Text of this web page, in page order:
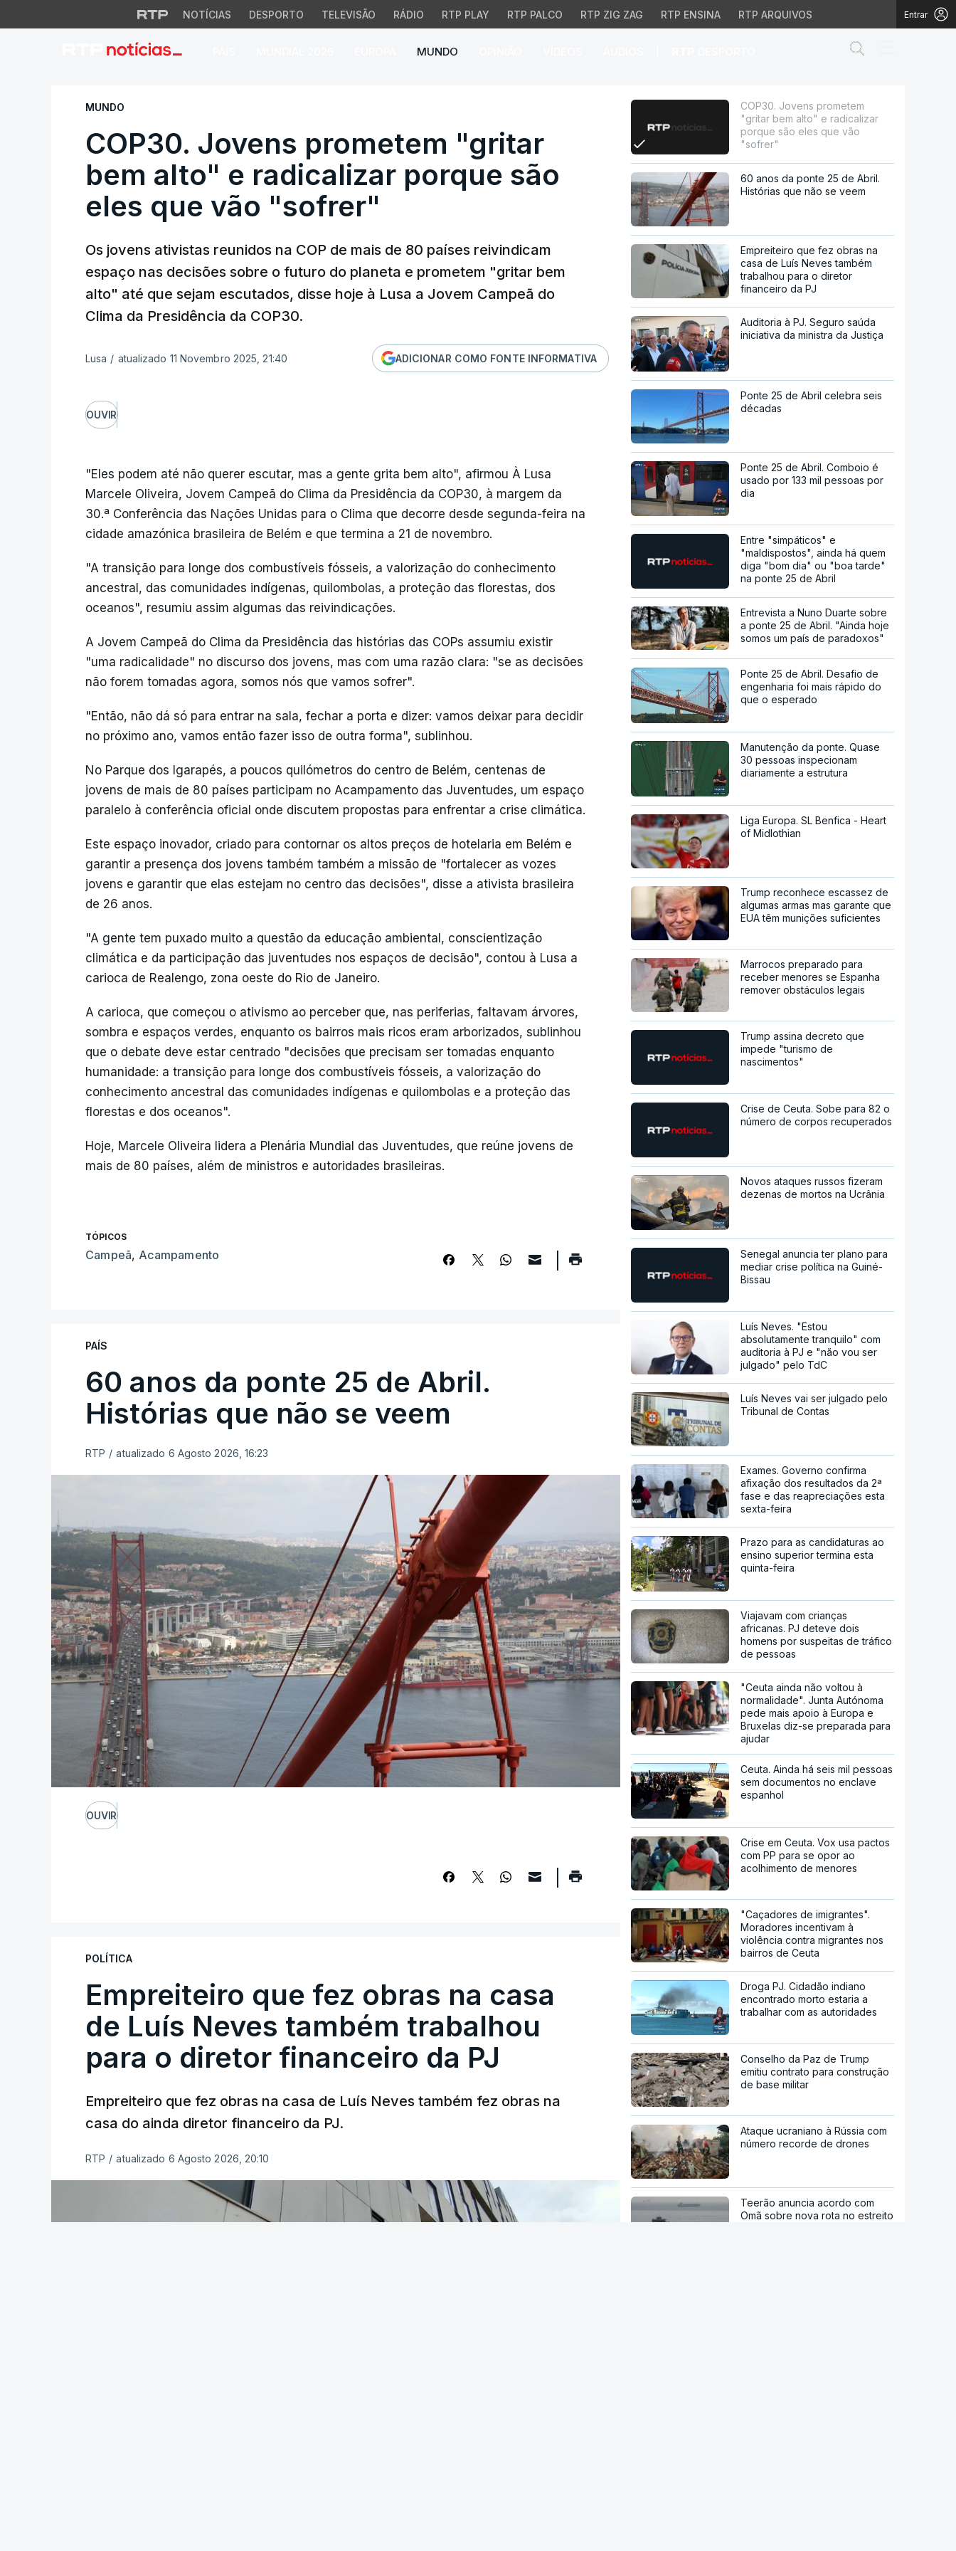
NOTÍCIAS DESPORTO TELEVISÃO RÁDIO RTP PLAY RTP PALCO RTP ZIG ZAG RTP ENSINA RTP ARQUIVOS Entrar
MUNDO
COP30. Jovens prometem "gritar bem alto" e radicalizar porque
MUNDO
COP30. Jovens prometem "gritar
bem alto" e radicalizar porque são
eles que vão "sofrer"
Os jovens ativistas reunidos na COP de mais de 80 países reivindicam
espaço nas decisões sobre o futuro do planeta e prometem "gritar bem
alto" até que sejam escutados, disse hoje à Lusa a Jovem Campeã do
Clima da Presidência da COP30.
Lusa / atualizado 11 Novembro 2025, 21:40 ADICIONAR COMO FONTE INFORMATIVA
OUVIR
"Eles podem até não querer escutar, mas a gente grita bem alto", afirmou À Lusa
Marcele Oliveira, Jovem Campeã do Clima da Presidência da COP30, à margem da
30.ª Conferência das Nações Unidas para o Clima que decorre desde segunda-feira na
cidade amazónica brasileira de Belém e que termina a 21 de novembro.
"A transição para longe dos combustíveis fósseis, a valorização do conhecimento
ancestral, das comunidades indígenas, quilombolas, a proteção das florestas, dos
oceanos", resumiu assim algumas das reivindicações.
A Jovem Campeã do Clima da Presidência das histórias das COPs assumiu existir
"uma radicalidade" no discurso dos jovens, mas com uma razão clara: "se as decisões
não forem tomadas agora, somos nós que vamos sofrer".
"Então, não dá só para entrar na sala, fechar a porta e dizer: vamos deixar para decidir
no próximo ano, vamos então fazer isso de outra forma", sublinhou.
No Parque dos Igarapés, a poucos quilómetros do centro de Belém, centenas de
jovens de mais de 80 países participam no Acampamento das Juventudes, um espaço
paralelo à conferência oficial onde discutem propostas para enfrentar a crise climática.
Este espaço inovador, criado para contornar os altos preços de hotelaria em Belém e
garantir a presença dos jovens também também a missão de "fortalecer as vozes
jovens e garantir que elas estejam no centro das decisões", disse a ativista brasileira
de 26 anos.
"A gente tem puxado muito a questão da educação ambiental, conscientização
climática e da participação das juventudes nos espaços de decisão", contou à Lusa a
carioca de Realengo, zona oeste do Rio de Janeiro.
A carioca, que começou o ativismo ao perceber que, nas periferias, faltavam árvores,
sombra e espaços verdes, enquanto os bairros mais ricos eram arborizados, sublinhou
que o debate deve estar centrado "decisões que precisam ser tomadas enquanto
humanidade: a transição para longe dos combustíveis fósseis, a valorização do
conhecimento ancestral das comunidades indígenas e quilombolas e a proteção das
florestas e dos oceanos".
Hoje, Marcele Oliveira lidera a Plenária Mundial das Juventudes, que reúne jovens de
mais de 80 países, além de ministros e autoridades brasileiras.
TÓPICOS
Campeã, Acampamento
PAÍS
60 anos da ponte 25 de Abril.
Histórias que não se veem
RTP / atualizado 6 Agosto 2026, 16:23
OUVIR
POLÍTICA
Empreiteiro que fez obras na casa
de Luís Neves também trabalhou
para o diretor financeiro da PJ
Empreiteiro que fez obras na casa de Luís Neves também fez obras na
casa do ainda diretor financeiro da PJ.
RTP / atualizado 6 Agosto 2026, 20:10
COP30. Jovens prometem
"gritar bem alto" e radicalizar
porque são eles que vão
"sofrer"
60 anos da ponte 25 de Abril.
Histórias que não se veem
Empreiteiro que fez obras na
casa de Luís Neves também
trabalhou para o diretor
financeiro da PJ
Auditoria à PJ. Seguro saúda
iniciativa da ministra da Justiça
Ponte 25 de Abril celebra seis
décadas
Ponte 25 de Abril. Comboio é
usado por 133 mil pessoas por
dia
Entre "simpáticos" e
"maldispostos", ainda há quem
diga "bom dia" ou "boa tarde"
na ponte 25 de Abril
Entrevista a Nuno Duarte sobre
a ponte 25 de Abril. "Ainda hoje
somos um país de paradoxos"
Ponte 25 de Abril. Desafio de
engenharia foi mais rápido do
que o esperado
Manutenção da ponte. Quase
30 pessoas inspecionam
diariamente a estrutura
Liga Europa. SL Benfica - Heart
of Midlothian
Trump reconhece escassez de
algumas armas mas garante que
EUA têm munições suficientes
Marrocos preparado para
receber menores se Espanha
remover obstáculos legais
Trump assina decreto que
impede "turismo de
nascimentos"
Crise de Ceuta. Sobe para 82 o
número de corpos recuperados
Novos ataques russos fizeram
dezenas de mortos na Ucrânia
Senegal anuncia ter plano para
mediar crise política na Guiné-
Bissau
Luís Neves. "Estou
absolutamente tranquilo" com
auditoria à PJ e "não vou ser
julgado" pelo TdC
Luís Neves vai ser julgado pelo
Tribunal de Contas
Exames. Governo confirma
afixação dos resultados da 2ª
fase e das reapreciações esta
sexta-feira
Prazo para as candidaturas ao
ensino superior termina esta
quinta-feira
Viajavam com crianças
africanas. PJ deteve dois
homens por suspeitas de tráfico
de pessoas
"Ceuta ainda não voltou à
normalidade". Junta Autónoma
pede mais apoio à Europa e
Bruxelas diz-se preparada para
ajudar
Ceuta. Ainda há seis mil pessoas
sem documentos no enclave
espanhol
Crise em Ceuta. Vox usa pactos
com PP para se opor ao
acolhimento de menores
"Caçadores de imigrantes".
Moradores incentivam à
violência contra migrantes nos
bairros de Ceuta
Droga PJ. Cidadão indiano
encontrado morto estaria a
trabalhar com as autoridades
Conselho da Paz de Trump
emitiu contrato para construção
de base militar
Ataque ucraniano à Rússia com
número recorde de drones
Teerão anuncia acordo com
Omã sobre nova rota no estreito